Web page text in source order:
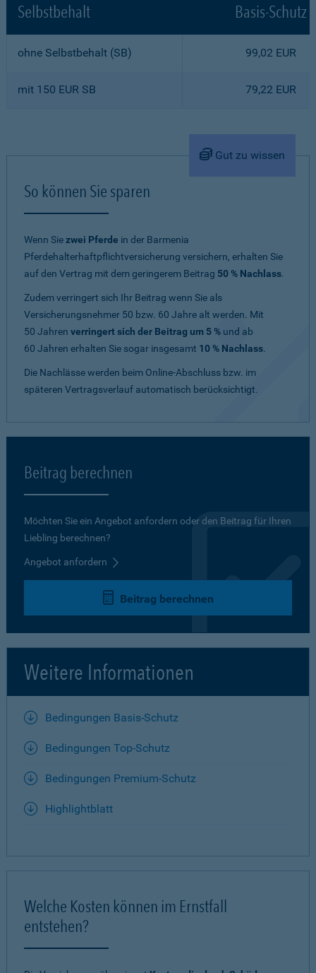
Selbstbehalt Basis-Schutz
ohne Selbstbehalt (SB) 99,02 EUR
mit 150 EUR SB 79,22 EUR
Gut zu wissen
So können Sie sparen
Wenn Siezwei Pferde in der Barmenia
Pferdehalterhaftpflichtversicherung versichern, erhalten Sie
auf den Vertrag mit dem geringerem Beitrag 50 % Nachlass.
Zudem verringert sich Ihr Beitrag wenn Sie als
Versicherungsnehmer 50 bzw. 60 Jahre alt werden. Mit
50 Jahren verringert sich der Beitrag um 5 % und ab
60 Jahren erhalten Sie sogar insgesamt 10 % Nachlass.
Die Nachlässe werden beim Online-Abschluss bzw. im
späteren Vertragsverlauf automatisch berücksichtigt.
Beitrag berechnen
Möchten Sie ein Angebot anfordern oder den Beitrag für Ihren
Liebling berechnen?
Angebot anfordern
Beitrag berechnen
Weitere Informationen
Bedingungen Basis-Schutz
Bedingungen Top-Schutz
Bedingungen Premium-Schutz
Highlightblatt
Welche Kosten können im Ernstfall
entstehen?